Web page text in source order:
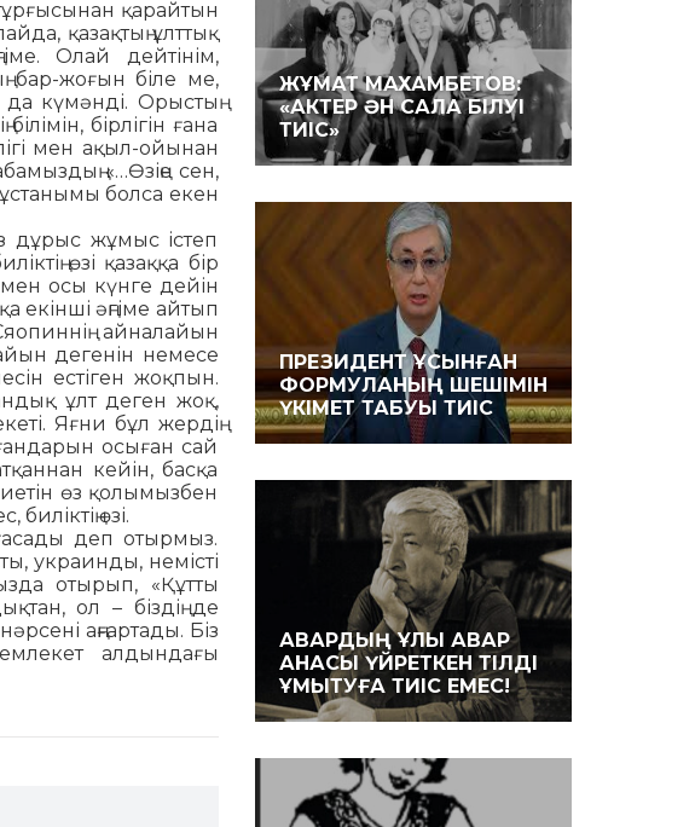
қарайтын
қазақтың ұлттық
Олай дейтінім,
бар-жоғын біле ме,
күмәнді. Орыстың
бірлігін ғана
мен ақыл-ойынан
«…Өзіңе сен,
ұстанымы болса екен
дұрыс жұмыс істеп
өзі қазаққа бір
мен осы күнге дейін
екінші әңгіме айтып
айналайын
дегенін немесе
естіген жоқпын.
ұлт деген жоқ,
Яғни бұл жердің
осыған сай
кейін, басқа
өз қолымызбен
өзі.
деп отырмыз.
украинды, немісті
отырып, «Құтты
ол – біздің де
аңғартады. Біз
алдындағы
ЖҰМАТ МАХАМБЕТОВ:
«АКТЕР ӘН САЛА БІЛУІ
ТИІС»
ПРЕЗИДЕНТ ҰСЫНҒАН
ФОРМУЛАНЫҢ ШЕШІМІН
ҮКІМЕТ ТАБУЫ ТИІС
АВАРДЫҢ ҰЛЫ АВАР
АНАСЫ ҮЙРЕТКЕН ТІЛДІ
ҰМЫТУҒА ТИІС ЕМЕС!